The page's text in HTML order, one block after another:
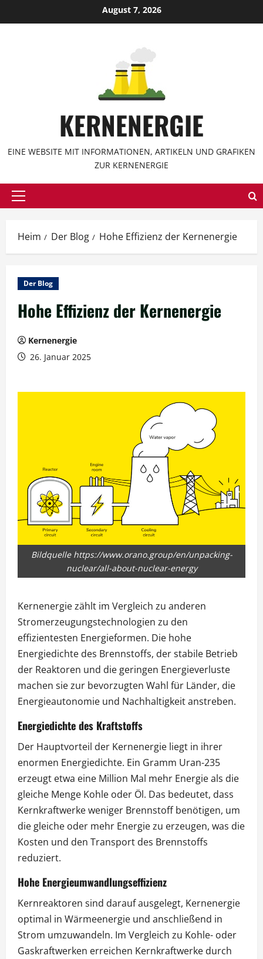
Inhalt
August 7, 2026
KERNENERGIE
EINE WEBSITE MIT INFORMATIONEN, ARTIKELN UND GRAFIKEN
ZUR KERNENERGIE
Hauptmenü
Heim Der Blog Hohe Effizienz der Kernenergie
Der Blog
Hohe Effizienz der Kernenergie
Kernenergie
26. Januar 2025
Bildquelle https://www.orano.group/en/unpacking-
nuclear/all-about-nuclear-energy
Kernenergie zählt im Vergleich zu anderen
Stromerzeugungstechnologien zu den
effizientesten Energieformen. Die hohe
Energiedichte des Brennstoffs, der stabile Betrieb
der Reaktoren und die geringen Energieverluste
machen sie zur bevorzugten Wahl für Länder, die
Energieautonomie und Nachhaltigkeit anstreben.
Energiedichte des Kraftstoffs
Der Hauptvorteil der Kernenergie liegt in ihrer
enormen Energiedichte. Ein Gramm Uran-235
erzeugt etwa eine Million Mal mehr Energie als die
gleiche Menge Kohle oder Öl. Das bedeutet, dass
Kernkraftwerke weniger Brennstoff benötigen, um
die gleiche oder mehr Energie zu erzeugen, was die
Kosten und den Transport des Brennstoffs
reduziert.
Hohe Energieumwandlungseffizienz
Kernreaktoren sind darauf ausgelegt, Kernenergie
optimal in Wärmeenergie und anschließend in
Strom umzuwandeln. Im Vergleich zu Kohle- oder
Gaskraftwerken erreichen Kernkraftwerke durch